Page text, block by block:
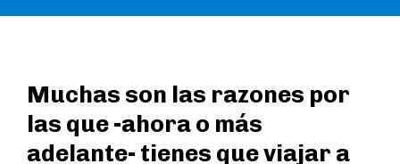
Muchas son las razones por
las que -ahora o más
adelante- tienes que viajar a